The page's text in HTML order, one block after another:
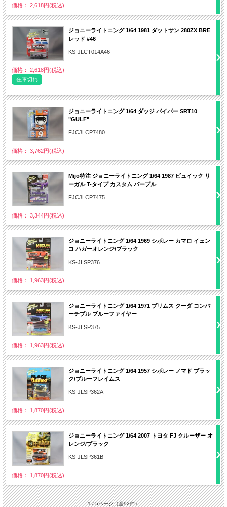
価格： 2,618円(税込)
ジョニーライトニング 1/64 1981 ダットサン 280ZX BRE
レッド #46
KS-JLCT014A46
価格： 2,618円(税込)
在庫切れ
ジョニーライトニング 1/64 ダッジ バイパー SRT10
"GULF"
FJCJLCP7480
価格： 3,762円(税込)
Mijo特注 ジョニーライトニング 1/64 1987 ビュイック リ
ーガル T-タイプ カスタム パープル
FJCJLCP7475
価格： 3,344円(税込)
ジョニーライトニング 1/64 1969 シボレー カマロ イェン
コ ハガーオレンジ/ブラック
KS-JLSP376
価格： 1,963円(税込)
ジョニーライトニング 1/64 1971 プリムス クーダ コンバ
ーチブル ブルーファイヤー
KS-JLSP375
価格： 1,963円(税込)
ジョニーライトニング 1/64 1957 シボレー ノマド ブラッ
ク/ブルーフレイムス
KS-JLSP362A
価格： 1,870円(税込)
ジョニーライトニング 1/64 2007 トヨタ FJ クルーザー オ
レンジ/ブラック
KS-JLSP361B
価格： 1,870円(税込)
1 / 5ページ（全92件）